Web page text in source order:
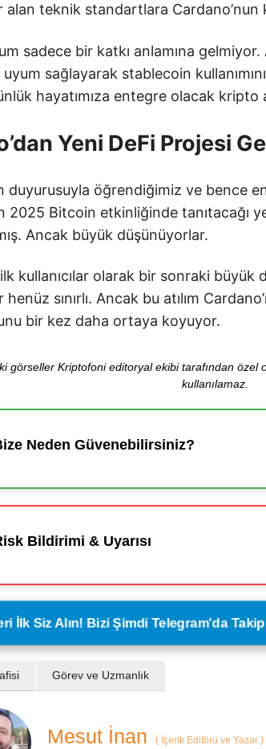
alan teknik standartlara Cardano’nun
sadece bir katkı anlamına
sağlayarak stablecoin
hayatımıza entegre olacak kripto
Yeni DeFi Projesi
duyurusuyla öğrendiğimiz ve bence
2025 Bitcoin etkinliğinde tanıtacağı
Ancak büyük düşünüyorlar.
kullanıcılar olarak bir sonraki büyük
sınırlı. Ancak bu atılım
bir kez daha ortaya koyuyor.
görseller Kriptofoni editoryal ekibi tarafından özel
kullanılamaz.
Neden Güvenebilirsiniz?
Bildirimi & Uyarısı
İlk Siz Alın! Bizi Şimdi Telegram'da
Görev ve Uzmanlık
Mesut İnan ( İçerik Editörü ve Yazar )